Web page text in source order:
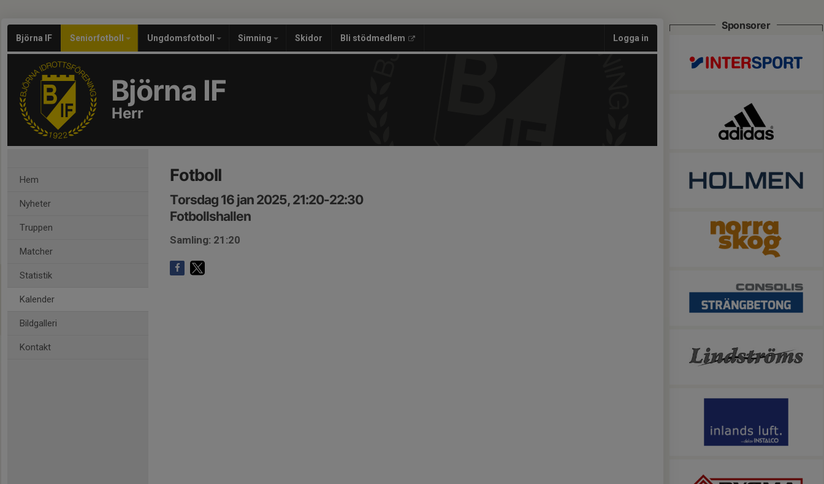
Björna IF Seniorfotboll Ungdomsfotboll Simning Skidor Bli stödmedlem Logga in
Björna IF
Herr
Hem
Nyheter
Truppen
Matcher
Statistik
Kalender
Bildgalleri
Kontakt
Fotboll
Torsdag 16 jan 2025, 21:20-22:30
Fotbollshallen
Samling: 21:20
Sponsorer